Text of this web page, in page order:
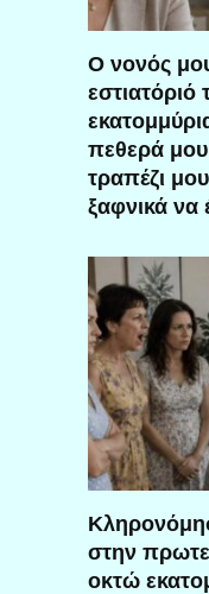
Ο νονός
εστιατόριό
πεθερά μου
τραπέζι
ξαφνικά να
στην
οκτώ